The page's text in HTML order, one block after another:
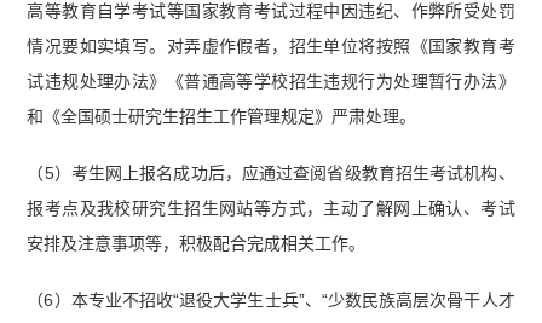
高等教育自学考试等国家教育考试过程中因违纪、作弊所受处罚
情况要如实填写。对弄虚作假者，招生单位将按照《国家教育考
试违规处理办法》《普通高等学校招生违规行为处理暂行办法》
和《全国硕士研究生招生工作管理规定》严肃处理。
（5）考生网上报名成功后，应通过查阅省级教育招生考试机构、
报考点及我校研究生招生网站等方式，主动了解网上确认、考试
安排及注意事项等，积极配合完成相关工作。
（6）本专业不招收“退役大学生士兵”、“少数民族高层次骨干人才